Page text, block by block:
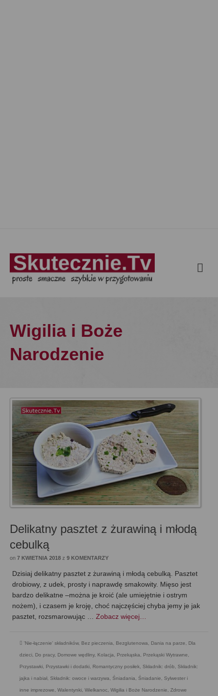
Wigilia i Boże
Narodzenie
Delikatny pasztet z żurawiną i młodą
cebulką
on 7 KWIETNIA 2018 z 9 KOMENTARZY
Dzisiaj delikatny pasztet z żurawiną i młodą cebulką. Pasztet
drobiowy, z udek, prosty i naprawdę smakowity. Mięso jest
bardzo delikatne –można je kroić (ale umiejętnie i ostrym
nożem), i czasem je kroję, choć najczęściej chyba jemy je jak
pasztet, rozsmarowując … Zobacz więcej…
'Nie-łączenie' składników, Bez pieczenia, Bezglutenowa, Dania na parze, Dla
dzieci, Do pracy, Domowe wędliny, Kolacja, Przekąska, Przekąski Wytrawne,
Przystawki, Przystawki i dodatki, Romantyczny posiłek, Składnik: drób, Składnik:
jajka i nabiał, Składnik: owoce i warzywa, Śniadania, Śniadanie, Sylwester i
inne imprezowe, Walentynki, Wielkanoc, Wigilia i Boże Narodzenie, Zdrowe